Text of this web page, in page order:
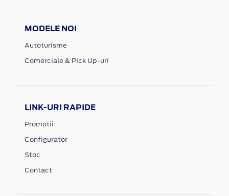
MODELE NOI
Autoturisme
Comerciale & Pick Up-uri
LINK-URI RAPIDE
Promotii
Configurator
Stoc
Contact